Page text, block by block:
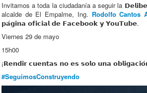
Invitamos a toda la ciudadanía a seguir la
alcalde de El Empalme, Ing. Rodolfo Cantos
𝗽𝗮́𝗴𝗶𝗻𝗮 𝗼𝗳𝗶𝗰𝗶𝗮𝗹 𝗱𝗲 𝗙𝗮𝗰𝗲𝗯𝗼𝗼𝗸 𝘆 𝗬𝗼𝘂𝗧𝘂𝗯𝗲.
Viernes 29 de mayo
15h00
¡𝗥𝗲𝗻𝗱𝗶𝗿 𝗰𝘂𝗲𝗻𝘁𝗮𝘀 𝗻𝗼 𝗲𝘀 𝘀𝗼𝗹𝗼 𝘂𝗻𝗮
#SeguimosConstruyendo